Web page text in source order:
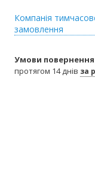
Компанія
замовлення
протягом 14 днів за